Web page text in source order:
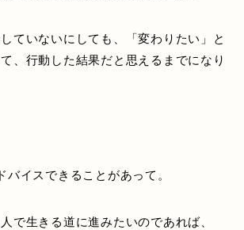
ていないにしても、「変わりたい」と
、行動した結果だと思えるまでになり
バイスできることがあって。
で生きる道に進みたいのであれば、